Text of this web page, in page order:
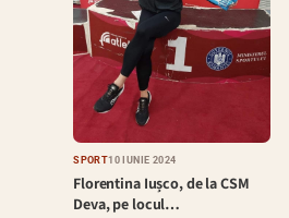
SPORT10 IUNIE 2024
Florentina Iușco, de la CSM
Deva, pe locul…